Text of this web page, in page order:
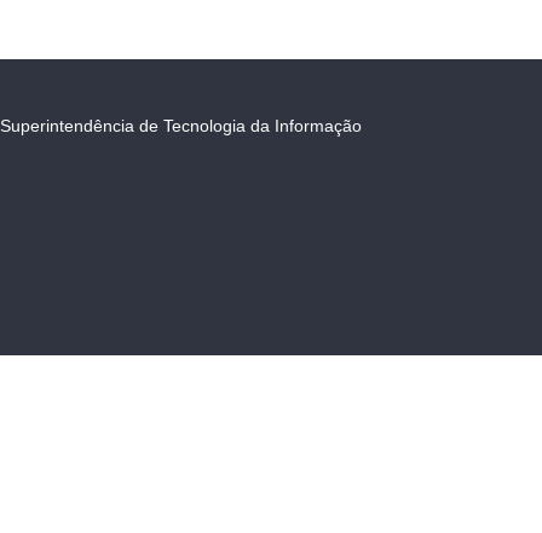
Superintendência de Tecnologia da Informação